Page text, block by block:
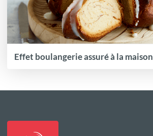
Effet boulangerie assuré à la maison